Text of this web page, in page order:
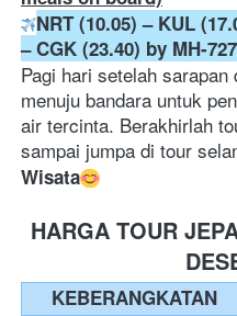
NRT (10.05) – KUL
– CGK (23.40) by MH-727
Pagi hari setelah
menuju bandara untuk
air tercinta. Berakhirlah
sampai jumpa di tour
Wisata
HARGA TOUR
KEBERANGKATAN